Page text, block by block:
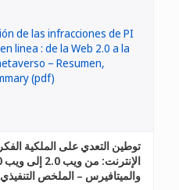
توطين التعدي على الملكية
والميتافيرس – الملخص التنفيذي